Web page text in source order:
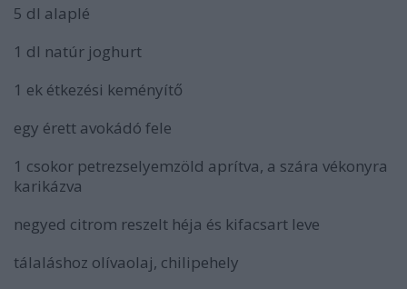
5 dl alaplé
1 dl natúr joghurt
1 ek étkezési keményítő
egy érett avokádó fele
1 csokor petrezselyemzöld aprítva, a szára vékonyra
karikázva
negyed citrom reszelt héja és kifacsart leve
tálaláshoz olívaolaj, chilipehely